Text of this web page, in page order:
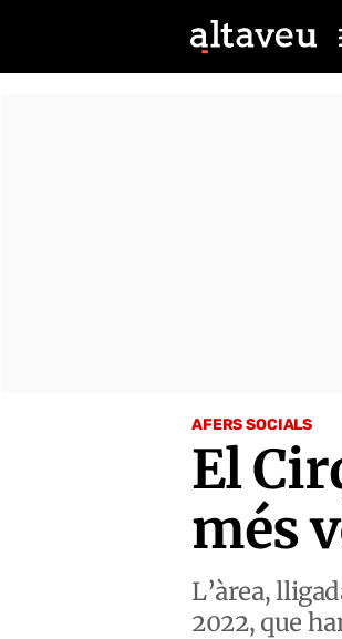
AFERS SOCIALS
El
més
L’àrea,
2022, que